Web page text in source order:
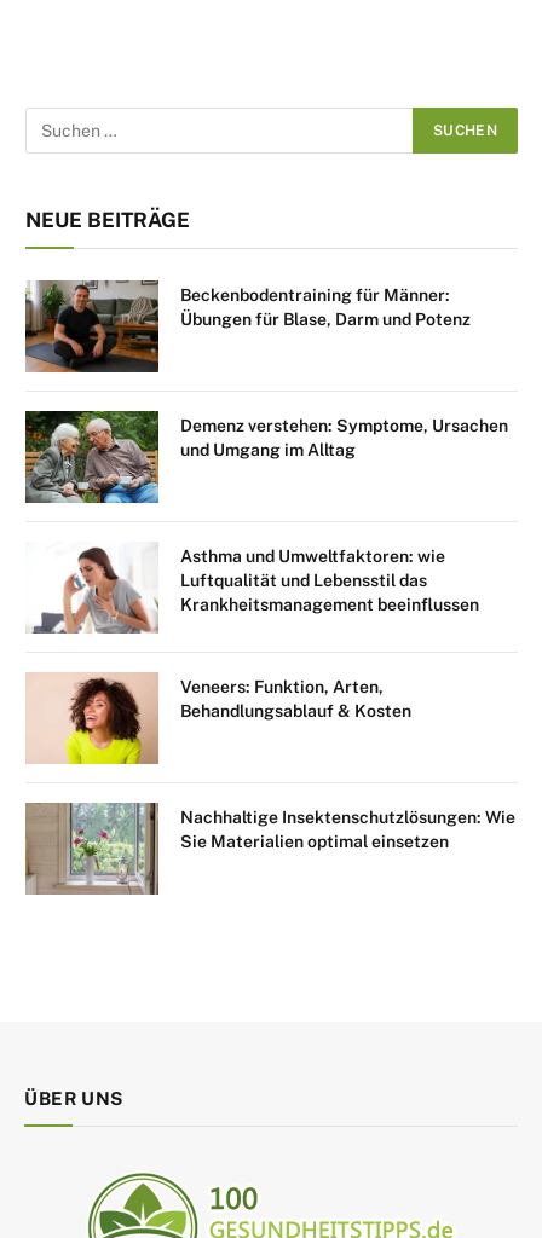
NEUE BEITRÄGE
Beckenbodentraining für Männer:
Übungen für Blase, Darm und Potenz
Demenz verstehen: Symptome, Ursachen
und Umgang im Alltag
Asthma und Umweltfaktoren: wie
Luftqualität und Lebensstil das
Krankheitsmanagement beeinflussen
Veneers: Funktion, Arten,
Behandlungsablauf & Kosten
Nachhaltige Insektenschutzlösungen: Wie
Sie Materialien optimal einsetzen
ÜBER UNS